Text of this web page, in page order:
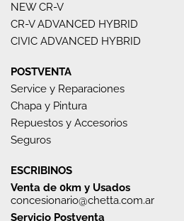
NEW CR-V
CR-V ADVANCED HYBRID
CIVIC ADVANCED HYBRID
POSTVENTA
Service y Reparaciones
Chapa y Pintura
Repuestos y Accesorios
Seguros
ESCRIBINOS
Venta de 0km y Usados
concesionario@chetta.com.ar
Servicio Postventa